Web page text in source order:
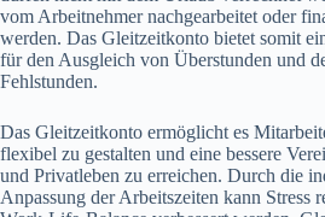
vom Arbeitnehmer nachgearbeitet oder
werden. Das Gleitzeitkonto bietet somit
für den Ausgleich von Überstunden und
Fehlstunden.
Das Gleitzeitkonto ermöglicht es
flexibel zu gestalten und eine bessere
und Privatleben zu erreichen. Durch die
Anpassung der Arbeitszeiten kann Stress